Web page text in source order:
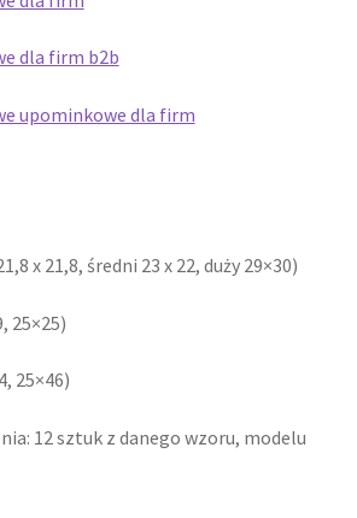
x 21,8, średni 23 x 22, duży 29×30)
25×25)
25×46)
12 sztuk z danego wzoru, modelu